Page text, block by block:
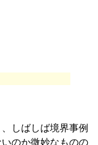
しばしば境界事例
のか微妙なものの